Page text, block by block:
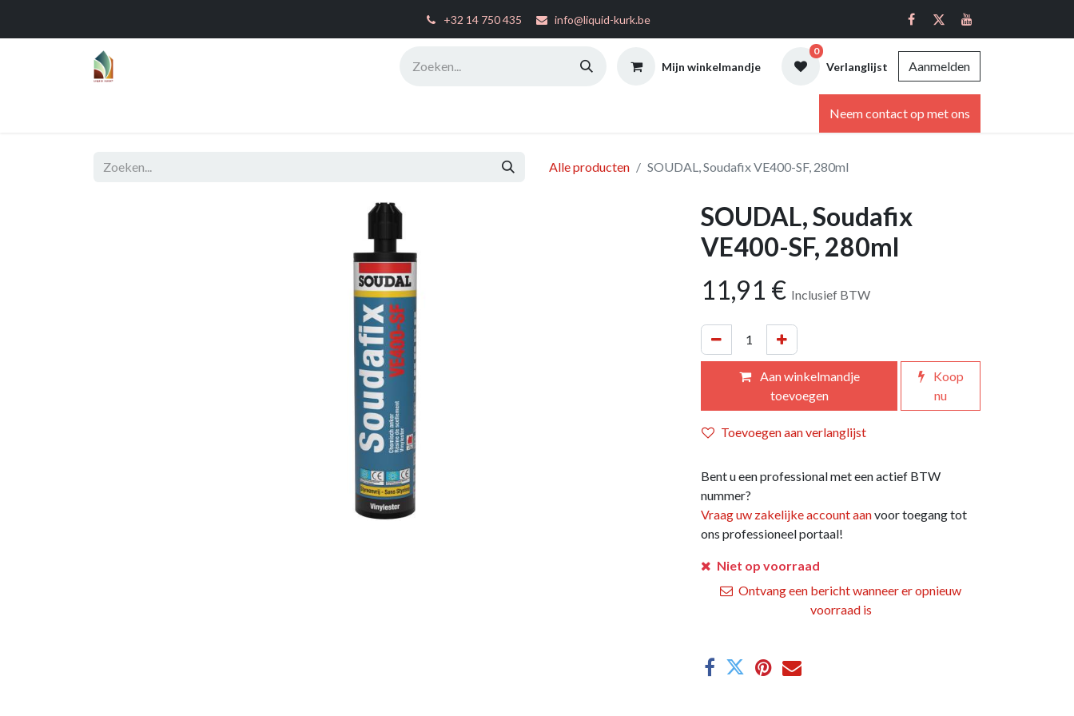
+32 14 750 435 info@liquid-kurk.be
Mijn winkelmandje
0
Verlanglijst Aanmelden
Neem contact op met ons
Alle producten SOUDAL, Soudafix VE400-SF, 280ml
SOUDAL, Soudafix
VE400-SF, 280ml
11,91 € Inclusief BTW
Aan winkelmandje
toevoegen
Koop
nu
Toevoegen aan verlanglijst
Bent u een professional met een actief BTW
nummer?
Vraag uw zakelijke account aanvoor toegang tot
ons professioneel portaal!
Niet op voorraad
Ontvang een bericht wanneer er opnieuw
voorraad is